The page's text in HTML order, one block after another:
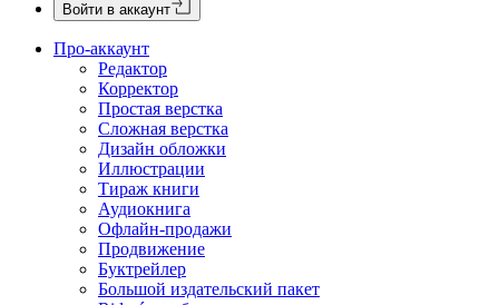
Войти в аккаунт
Про-аккаунт
Редактор
Корректор
Простая верстка
Сложная верстка
Дизайн обложки
Иллюстрации
Тираж книги
Аудиокнига
Офлайн-продажи
Продвижение
Буктрейлер
Большой издательский пакет